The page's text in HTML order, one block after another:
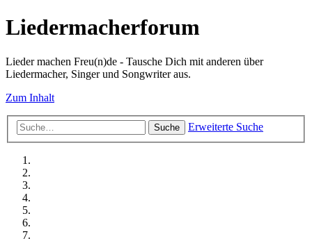
Liedermacherforum
Lieder machen Freu(n)de - Tausche Dich mit anderen über
Liedermacher, Singer und Songwriter aus.
Zum Inhalt
Suche Erweiterte Suche